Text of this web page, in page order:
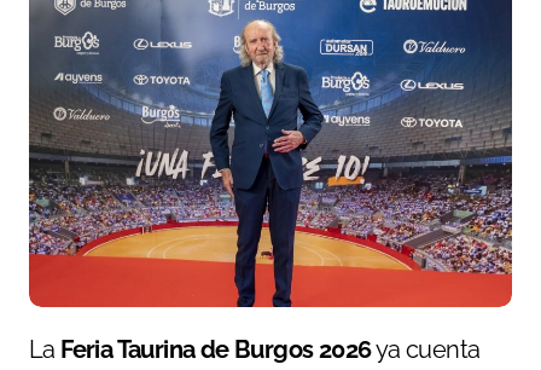
La Feria Taurina de Burgos 2026ya cuenta